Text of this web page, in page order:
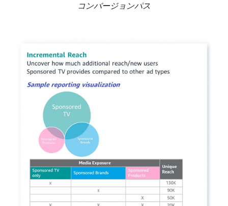
コンバージョンパス